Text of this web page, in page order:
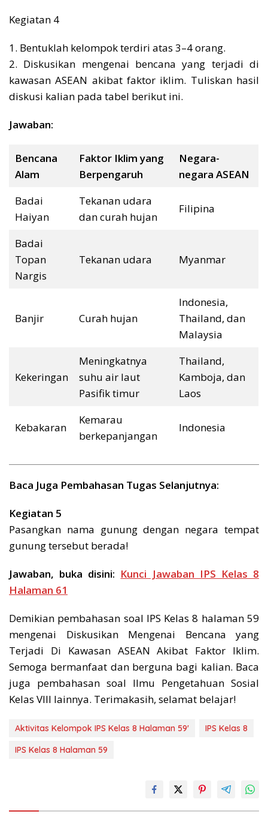
Kegiatan 4
1. Bentuklah kelompok terdiri atas 3–4 orang.
2. Diskusikan mengenai bencana yang terjadi di
kawasan ASEAN akibat faktor iklim. Tuliskan hasil
diskusi kalian pada tabel berikut ini.
Jawaban:
Bencana
Alam
Faktor Iklim yang
Berpengaruh
Negara-
negara ASEAN
Badai
Haiyan
Tekanan udara
dan curah hujan
Filipina
Badai
Topan
Nargis
Tekanan udara Myanmar
Banjir Curah hujan
Indonesia,
Thailand, dan
Malaysia
Kekeringan
Meningkatnya
suhu air laut
Pasifik timur
Thailand,
Kamboja, dan
Laos
Kebakaran
Kemarau
berkepanjangan
Indonesia
Baca Juga Pembahasan Tugas Selanjutnya:
Kegiatan 5
Pasangkan nama gunung dengan negara tempat
gunung tersebut berada!
Jawaban, buka disini: Kunci Jawaban IPS Kelas 8
Halaman 61
Demikian pembahasan soal IPS Kelas 8 halaman 59
mengenai Diskusikan Mengenai Bencana yang
Terjadi Di Kawasan ASEAN Akibat Faktor Iklim.
Semoga bermanfaat dan berguna bagi kalian. Baca
juga pembahasan soal Ilmu Pengetahuan Sosial
Kelas VIII lainnya. Terimakasih, selamat belajar!
Aktivitas Kelompok IPS Kelas 8 Halaman 59'
IPS Kelas 8
IPS Kelas 8 Halaman 59